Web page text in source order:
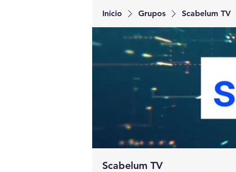
Inicio Grupos Scabelum TV
Scabelum TV